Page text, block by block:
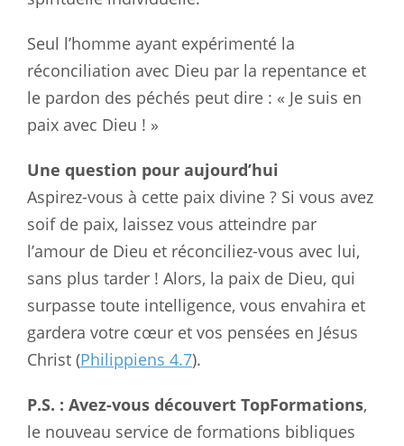
Seul l’homme ayant expérimenté la
réconciliation avec Dieu par la repentance et
le pardon des péchés peut dire : « Je suis en
paix avec Dieu ! »
Une question pour aujourd’hui
Aspirez-vous à cette paix divine ? Si vous avez
soif de paix, laissez vous atteindre par
l’amour de Dieu et réconciliez-vous avec lui,
sans plus tarder ! Alors, la paix de Dieu, qui
surpasse toute intelligence, vous envahira et
gardera votre cœur et vos pensées en Jésus
Christ (Philippiens 4.7).
P.S. : Avez-vous découvert TopFormations,
le nouveau service de formations bibliques